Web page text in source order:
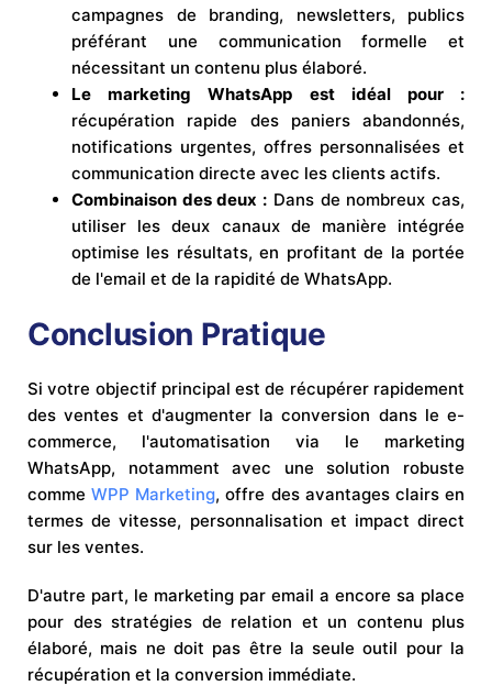
campagnes de branding, newsletters, publics
préférant une communication formelle et
nécessitant un contenu plus élaboré.
Le marketing WhatsApp est idéal pour :
récupération rapide des paniers abandonnés,
notifications urgentes, offres personnalisées et
communication directe avec les clients actifs.
Combinaison des deux : Dans de nombreux cas,
utiliser les deux canaux de manière intégrée
optimise les résultats, en profitant de la portée
de l'email et de la rapidité de WhatsApp.
Conclusion Pratique
Si votre objectif principal est de récupérer rapidement
des ventes et d'augmenter la conversion dans le e-
commerce, l'automatisation via le marketing
WhatsApp, notamment avec une solution robuste
commeWPP Marketing, offre des avantages clairs en
termes de vitesse, personnalisation et impact direct
sur les ventes.
D'autre part, le marketing par email a encore sa place
pour des stratégies de relation et un contenu plus
élaboré, mais ne doit pas être la seule outil pour la
récupération et la conversion immédiate.